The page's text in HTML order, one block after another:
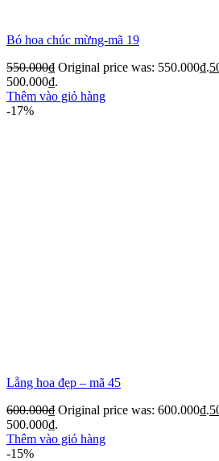
Bó hoa chúc mừng-mã 19
550.000₫ Original price was: 550.000₫.
500.000₫.
Thêm vào giỏ hàng
-17%
Lẵng hoa đẹp – mã 45
600.000₫ Original price was: 600.000₫.
500.000₫.
Thêm vào giỏ hàng
-15%